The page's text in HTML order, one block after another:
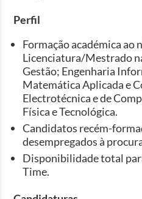
Perfil
Formação académica ao
Licenciatura/Mestrado
Gestão; Engenharia
Matemática Aplicada e
Electrotécnica e de
Física e Tecnológica.
Candidatos recém-
desempregados à
Disponibilidade total
Time.